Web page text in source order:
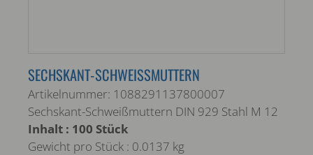
SECHSKANT-SCHWEISSMUTTERN
Artikelnummer: 1088291137800007
Sechskant-Schweißmuttern DIN 929 Stahl M 12
Inhalt : 100 Stück
Gewicht pro Stück : 0.0137 kg